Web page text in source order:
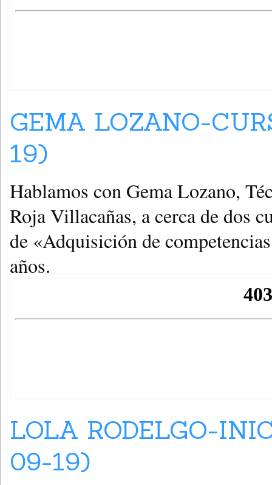
GEMA LOZANO-
19)
Hablamos con Gema Lozano,
Roja Villacañas, a cerca de dos
de «Adquisición de
años.
LOLA RODELGO-
09-19)